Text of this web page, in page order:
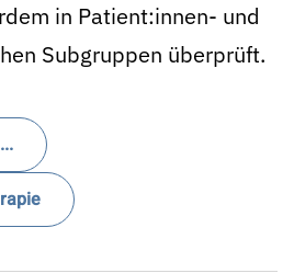
in Patient:innen- und
Subgruppen überprüft.